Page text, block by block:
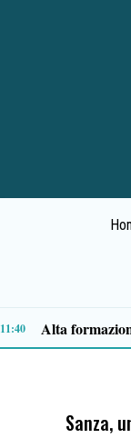
San Mauro la Bruca, nasce “La Ritornanza”: due giorni di arte e cultura contro lo spopolamento 09:28
Sanza,